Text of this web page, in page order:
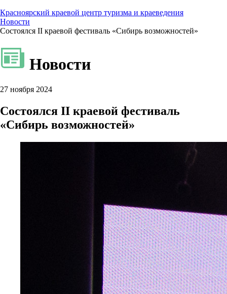
Красноярский краевой центр туризма и краеведения
Новости
Состоялся II краевой фестиваль «Сибирь возможностей»
Новости
27 ноября 2024
Состоялся II краевой фестиваль
«Сибирь возможностей»